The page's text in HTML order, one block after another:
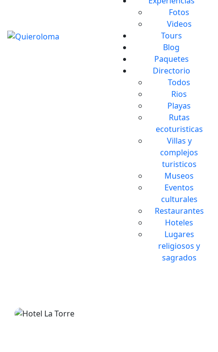
Fotos
Videos
Tours
Blog
Paquetes
Directorio
Todos
Rios
Playas
Rutas
ecoturisticas
Villas y
complejos
turisticos
Museos
Eventos
culturales
Restaurantes
Hoteles
Lugares
religiosos y
sagrados